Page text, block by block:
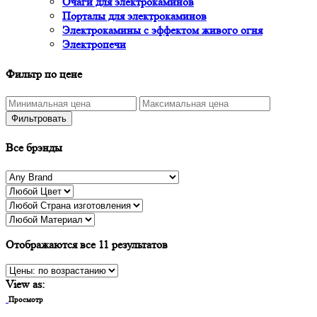
Порталы для электрокаминов
Электрокамины с эффектом живого огня
Электропечи
Фильтр по цене
Фильтровать
Все брэнды
Отображаются все 11 результатов
View as:
Просмотр